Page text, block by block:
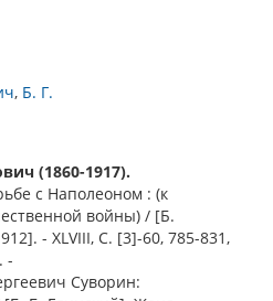
Б. Г.
(1860-1917).
с Наполеоном : (к
войны) / [Б.
- XLVIII, С. [3]-60, 785-831,
-
Суворин: